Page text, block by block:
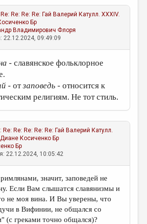
Re: Re: Re: Re: Гай Валерий Катулл. XXXIV.
Бр
Владимирович Флоря
22.12.2024, 09:49:09
- славянское фольклорное
- отзаповедь - относится к
религиям. Не тот стиль.
Re: Re: Re: Re: Re: Гай Валерий Катулл.
Диане Косиченко Бр
Бр
22.12.2024, 10:05:42
значит, заповедей не
Если Вам слышатся славянизмы и
не моя вина. И Вы уверены, что
в Вифинии, не общался со
(с греками точно общался)?